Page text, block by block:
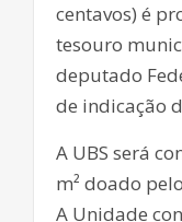
centavos) é
tesouro
deputado
de indicação
A UBS será
m² doado
A Unidade